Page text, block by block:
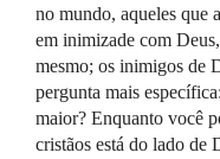
no mundo, aqueles que
em inimizade com
mesmo; os inimigos de
pergunta mais
maior? Enquanto você
cristãos está do lado de